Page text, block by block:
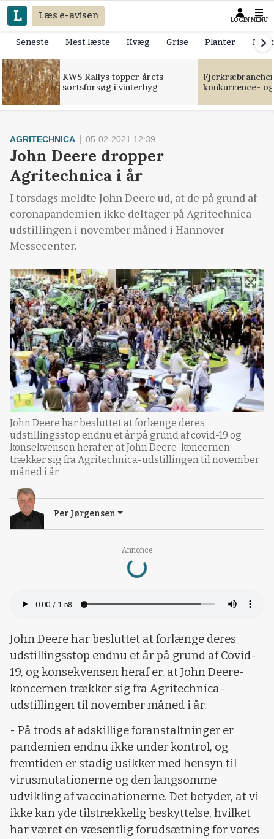
Læs e-avisen LOGIN MENU
Seneste Mest læste Kvæg Grise Planter
KWS Rallys topper årets
sortsforsøg i vinterbyg
konkurrence-
Annonce
Loading...
AGRITECHNICA 05-02-2021 12:39
John Deere dropper
Agritechnica i år
I torsdags meldte John Deere ud, at de på grund af
coronapandemien ikke deltager på Agritechnica-
udstillingen i november måned i Hannover
Messecenter.
John Deere har besluttet at forlænge deres
udstillingsstop endnu et år på grund af covid-19 og
konsekvensen heraf er, at John Deere-koncernen
trækker sig fra Agritechnica-udstillingen til november
måned i år.
Per Jørgensen
John Deere har besluttet at forlænge deres
udstillingsstop endnu et år på grund af Covid-
19, og konsekvensen heraf er, at John Deere-
koncernen trækker sig fra Agritechnica-
udstillingen til november måned i år.
- På trods af adskillige foranstaltninger er
pandemien endnu ikke under kontrol, og
fremtiden er stadig usikker med hensyn til
virusmutationerne og den langsomme
udvikling af vaccinationerne. Det betyder, at vi
ikke kan yde tilstrækkelig beskyttelse, hvilket
har været en væsentlig forudsætning for vores